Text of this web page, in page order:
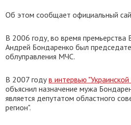
Об этом сообщает официальный
В 2006 году, во время премьерства
Андрей Бондаренко был
облуправления МЧС.
В 2007 годув интервью
объяснил назначение мужа
является депутатом областного
регион".